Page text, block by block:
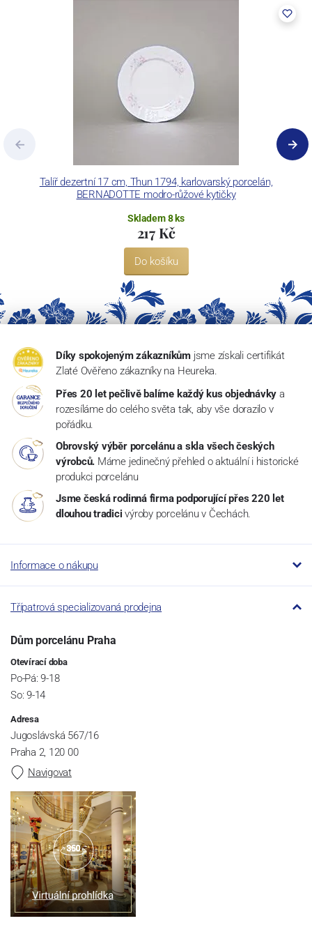
pecemi a vtavnou dekorační pecí. Závod je schopen dekorovat své
Concordia Lesov používá ochrannou známku LC a Thun Hotel &
Talíř dezertní 17 cm, Thun 1794, karlovarský porcelán,
BERNADOTTE modro-růžové kytičky
Skladem 8 ks
217 Kč
Do košíku
Díky spokojeným zákazníkům jsme získali certifikát
Zlaté Ověřeno zákazníky na Heureka.
Přes 20 let pečlivě balíme každý kus objednávky a
rozesíláme do celého světa tak, aby vše dorazilo v
pořádku.
Obrovský výběr porcelánu a skla všech českých
výrobců. Máme jedinečný přehled o aktuální i historické
produkci porcelánu
Jsme česká rodinná firma podporující přes 220 let
dlouhou tradici výroby porcelánu v Čechách.
Informace o nákupu
Třípatrová specializovaná prodejna
Dům porcelánu Praha
Otevírací doba
Po-Pá: 9-18
So: 9-14
Adresa
Jugoslávská 567/16
Praha 2, 120 00
Navigovat